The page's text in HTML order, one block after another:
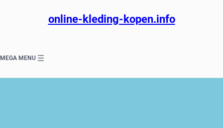
online-kleding-kopen.info
MEGA MENU